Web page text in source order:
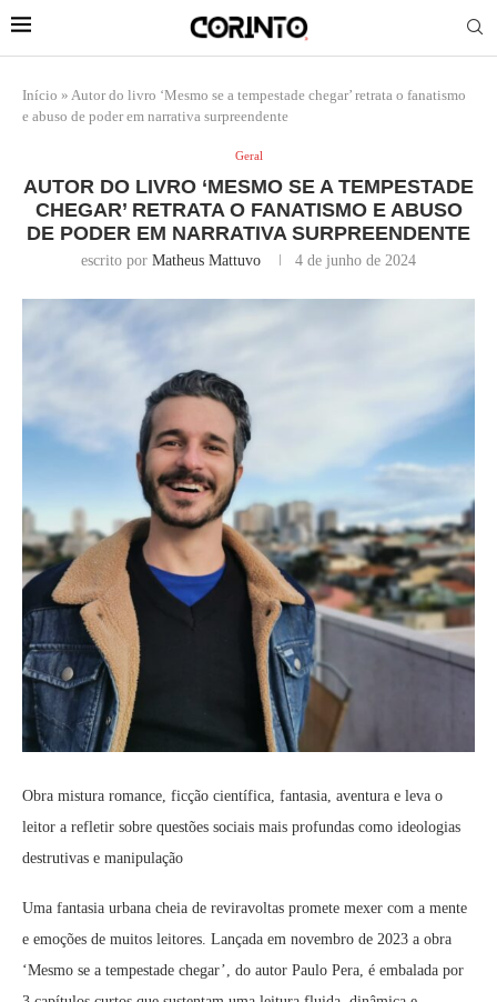
Início » Autor do livro ‘Mesmo se a tempestade chegar’ retrata o fanatismo
e abuso de poder em narrativa surpreendente
Geral
AUTOR DO LIVRO ‘MESMO SE A TEMPESTADE
CHEGAR’ RETRATA O FANATISMO E ABUSO
DE PODER EM NARRATIVA SURPREENDENTE
escrito por Matheus Mattuvo 4 de junho de 2024
Obra mistura romance, ficção científica, fantasia, aventura e leva o
leitor a refletir sobre questões sociais mais profundas como ideologias
destrutivas e manipulação
Uma fantasia urbana cheia de reviravoltas promete mexer com a mente
e emoções de muitos leitores. Lançada em novembro de 2023 a obra
‘Mesmo se a tempestade chegar’, do autor Paulo Pera, é embalada por